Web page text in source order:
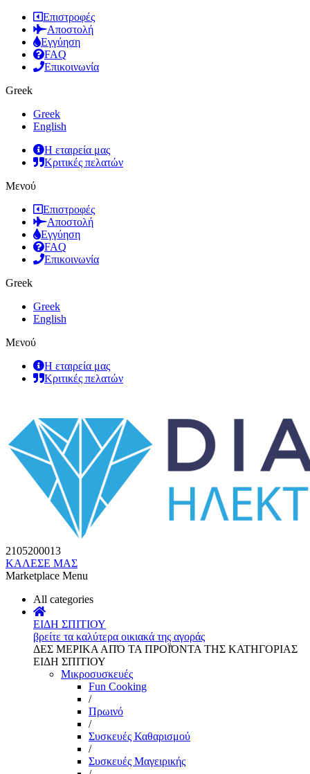
Επιστροφές
Αποστολή
Εγγύηση
FAQ
Επικοινωνία
Greek
Greek
English
Η εταιρεία μας
Κριτικές πελατών
Μενού
Επιστροφές
Αποστολή
Εγγύηση
FAQ
Επικοινωνία
Greek
Greek
English
Μενού
Η εταιρεία μας
Κριτικές πελατών
2105200013
ΚΑΛΕΣΕ ΜΑΣ
Marketplace Menu
All categories
ΕΙΔΗ ΣΠΙΤΙΟΥ
βρείτε τα καλύτερα οικιακά της αγοράς
ΔΕΣ ΜΕΡΙΚΑ ΑΠΌ ΤΑ ΠΡΟΪΌΝΤΑ ΤΗΣ ΚΑΤΗΓΟΡΙΑΣ
ΕΙΔΗ ΣΠΙΤΙΟΥ
Μικροσυσκευές
Fun Cooking
/
Πρωινό
/
Συσκευές Καθαρισμού
/
Συσκευές Μαγειρικής